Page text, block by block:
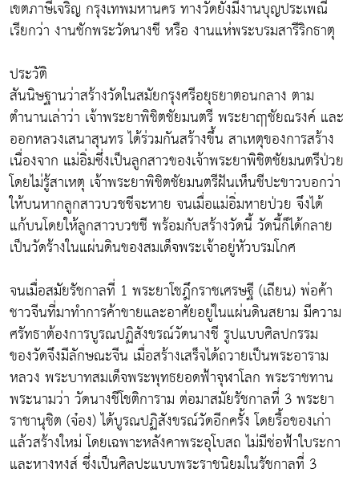
เขตภาษีเจริญ กรุงเทพมหานคร ทางวัดยังมีงานบุญประเพณี
เรียกว่า งานชักพระวัดนางชี หรือ งานแห่พระบรมสารีริกธาตุ
ประวัติ
สันนิษฐานว่าสร้างวัดในสมัยกรุงศรีอยุธยาตอนกลาง ตาม
ตำนานเล่าว่า เจ้าพระยาพิชิตชัยมนตรี พระยาฤๅชัยณรงค์ และ
ออกหลวงเสนาสุนทร ได้ร่วมกันสร้างขึ้น สาเหตุของการสร้าง
เนื่องจาก แม่อิ่มซึ่งเป็นลูกสาวของเจ้าพระยาพิชิตชัยมนตรีป่วย
โดยไม่รู้สาเหตุ เจ้าพระยาพิชิตชัยมนตรีฝันเห็นชีปะขาวบอกว่า
ให้บนหากลูกสาวบวชชีจะหาย จนเมื่อแม่อิ่มหายป่วย จึงได้
แก้บนโดยให้ลูกสาวบวชชี พร้อมกับสร้างวัดนี้ วัดนี้ก็ได้กลาย
เป็นวัดร้างในแผ่นดินของสมเด็จพระเจ้าอยู่หัวบรมโกศ
จนเมื่อสมัยรัชกาลที่ 1 พระยาโชฎึกราชเศรษฐี (เถียน) พ่อค้า
ชาวจีนที่มาทำการค้าขายและอาศัยอยู่ในแผ่นดินสยาม มีความ
ศรัทธาต้องการบูรณปฏิสังขรณ์วัดนางชี รูปแบบศิลปกรรม
ของวัดจึงมีลักษณะจีน เมื่อสร้างเสร็จได้ถวายเป็นพระอาราม
หลวง พระบาทสมเด็จพระพุทธยอดฟ้าจุฬาโลก พระราชทาน
พระนามว่า วัดนางชีโชติการาม ต่อมาสมัยรัชกาลที่ 3 พระยา
ราชานุชิต (จ๋อง) ได้บูรณปฏิสังขรณ์วัดอีกครั้ง โดยรื้อของเก่า
แล้วสร้างใหม่ โดยเฉพาะหลังคาพระอุโบสถ ไม่มีช่อฟ้าใบระกา
และหางหงส์ ซึ่งเป็นศิลปะแบบพระราชนิยมในรัชกาลที่ 3